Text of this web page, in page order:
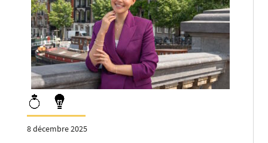
8 décembre 2025